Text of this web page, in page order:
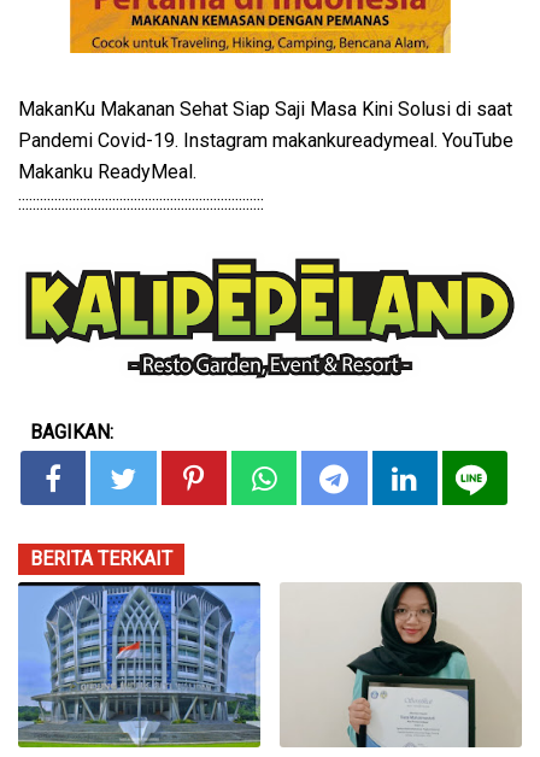
MakanKu Makanan Sehat Siap Saji Masa Kini Solusi di saat
Pandemi Covid-19. Instagram makankureadymeal. YouTube
Makanku ReadyMeal.
::::::::::::::::::::::::::::::::::::::::::::::::::::::::::::::::::::
BAGIKAN:
BERITA TERKAIT